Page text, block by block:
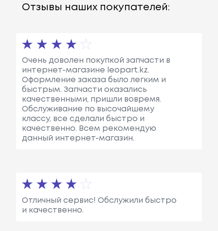
Отзывы наших покупателей:
Очень доволен покупкой запчасти в
интернет-магазине leopart.kz.
Оформление заказа было легким и
быстрым. Запчасти оказались
качественными, пришли вовремя.
Обслуживание по высочайшему
классу, все сделали быстро и
качественно. Всем рекомендую
данный интернет-магазин.
Отличный сервис! Обслужили быстро
и качественно.